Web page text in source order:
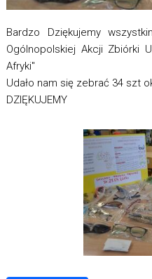
Bardzo Dziękujemy
Ogólnopolskiej Akcji Zbiórki
Afryki"
Udało nam się zebrać 34 szt
DZIĘKUJEMY